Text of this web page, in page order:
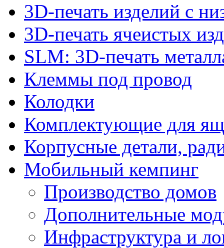
3D-печать изделий с
3D-печать ячеистых
SLM: 3D-печать
Клеммы под провод
Колодки
Комплектующие для
Корпусные детали,
Мобильный кемпинг
Производство домов
Дополнительные
Инфраструктура и